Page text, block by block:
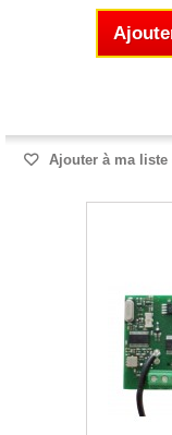
Ajouter à ma liste